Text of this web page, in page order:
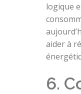
logique
aider à
6.